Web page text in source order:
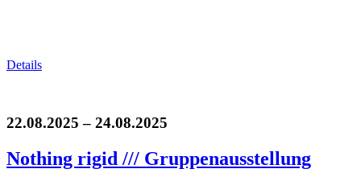
Details
22.08.2025 – 24.08.2025
Nothing rigid /// Gruppenausstellung